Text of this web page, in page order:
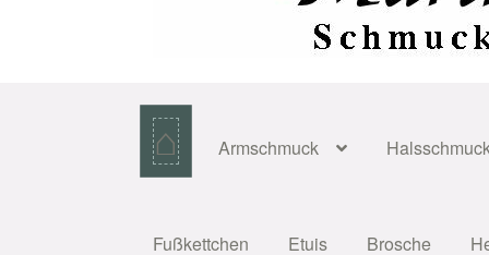
⌂ Armschmuck
Fußkettchen Etuis Brosche